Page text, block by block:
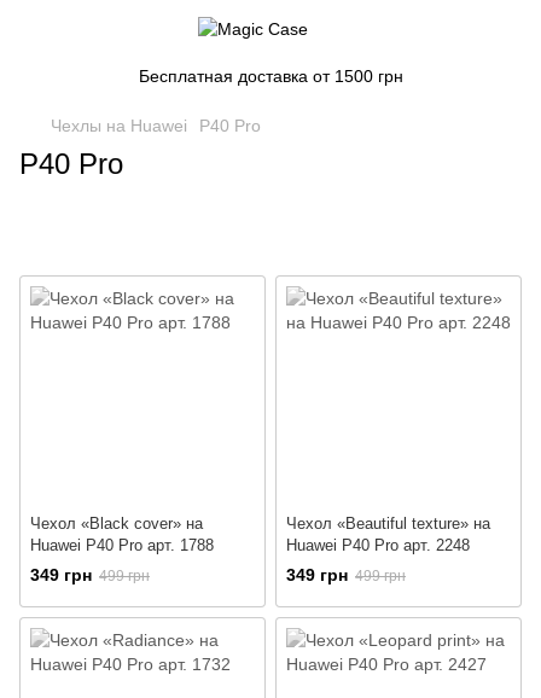
Бесплатная доставка от 1500 грн
Чехлы на Huawei P40 Pro
P40 Pro
Чехол «Black cover» на
Huawei P40 Pro арт. 1788
349 грн 499 грн
Чехол «Beautiful texture» на
Huawei P40 Pro арт. 2248
349 грн 499 грн